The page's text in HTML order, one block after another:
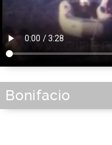
Bonifacio